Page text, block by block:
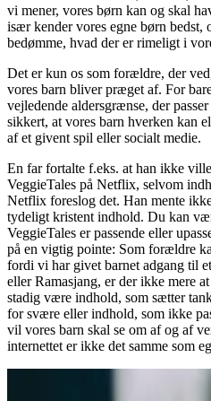
vi mener, vores børn kan og skal
især kender vores egne børn bedst,
bedømme, hvad der er rimeligt i
Det er kun os som forældre, der
vores barn bliver præget af. For
vejledende aldersgrænse, der
sikkert, at vores barn hverken kan
af et givent spil eller socialt medie.
En far fortalte f.eks. at han ikke
VeggieTales på Netflix, selvom
Netflix foreslog det. Han mente
tydeligt kristent indhold. Du kan
VeggieTales er passende eller
på en vigtig pointe: Som forældre
fordi vi har givet barnet adgang til
eller Ramasjang, er der ikke mere
stadig være indhold, som sætter
for svære eller indhold, som ikke
vil vores barn skal se om af og af
internettet er ikke det samme som